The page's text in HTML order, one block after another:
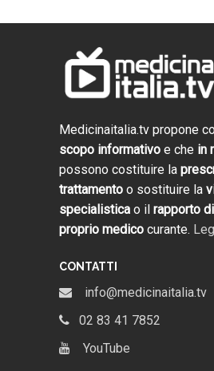
Medicinaitalia.tv propone
scopo informativo e che in
possono costituire la
trattamento o sostituire la
specialistica o il rapporto
proprio medico curante.
CONTATTI
info@medicinaitalia.tv
02 83 41 7852
YouTube